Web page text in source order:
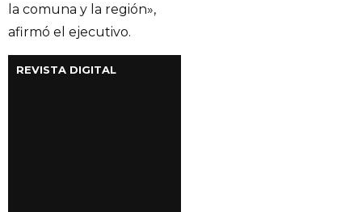
la comuna y la región»,
afirmó el ejecutivo.
REVISTA DIGITAL